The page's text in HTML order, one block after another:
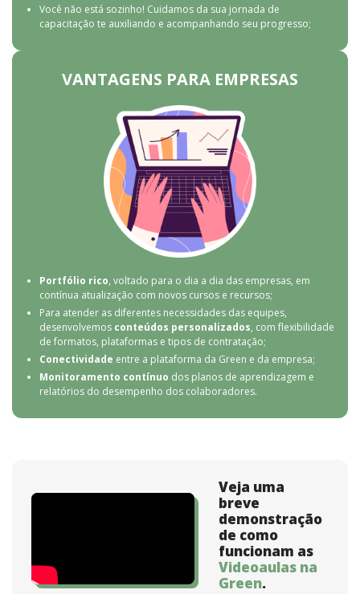
Você não está sozinho! Cuidamos da sua jornada de
capacitação te auxiliando e acompanhando seu progresso;
VANTAGENS PARA EMPRESAS
Portfólio rico, voltado para o dia a dia das empresas, em
contínua atualização com novos cursos e recursos;
Para atender as diferentes necessidades das equipes,
desenvolvemos conteúdos personalizados, com flexibilidade
de formatos, plataformas e tipos de contratação;
Conectividade entre a plataforma da Green e da empresa;
Monitoramento contínuo dos planos de aprendizagem e
relatórios do desempenho dos colaboradores.
Veja uma
breve
demonstração
de como
funcionam as
Videoaulas na
Green.